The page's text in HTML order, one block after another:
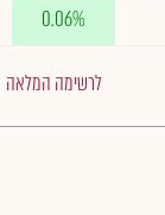
0.06%
לרשימה המלאה